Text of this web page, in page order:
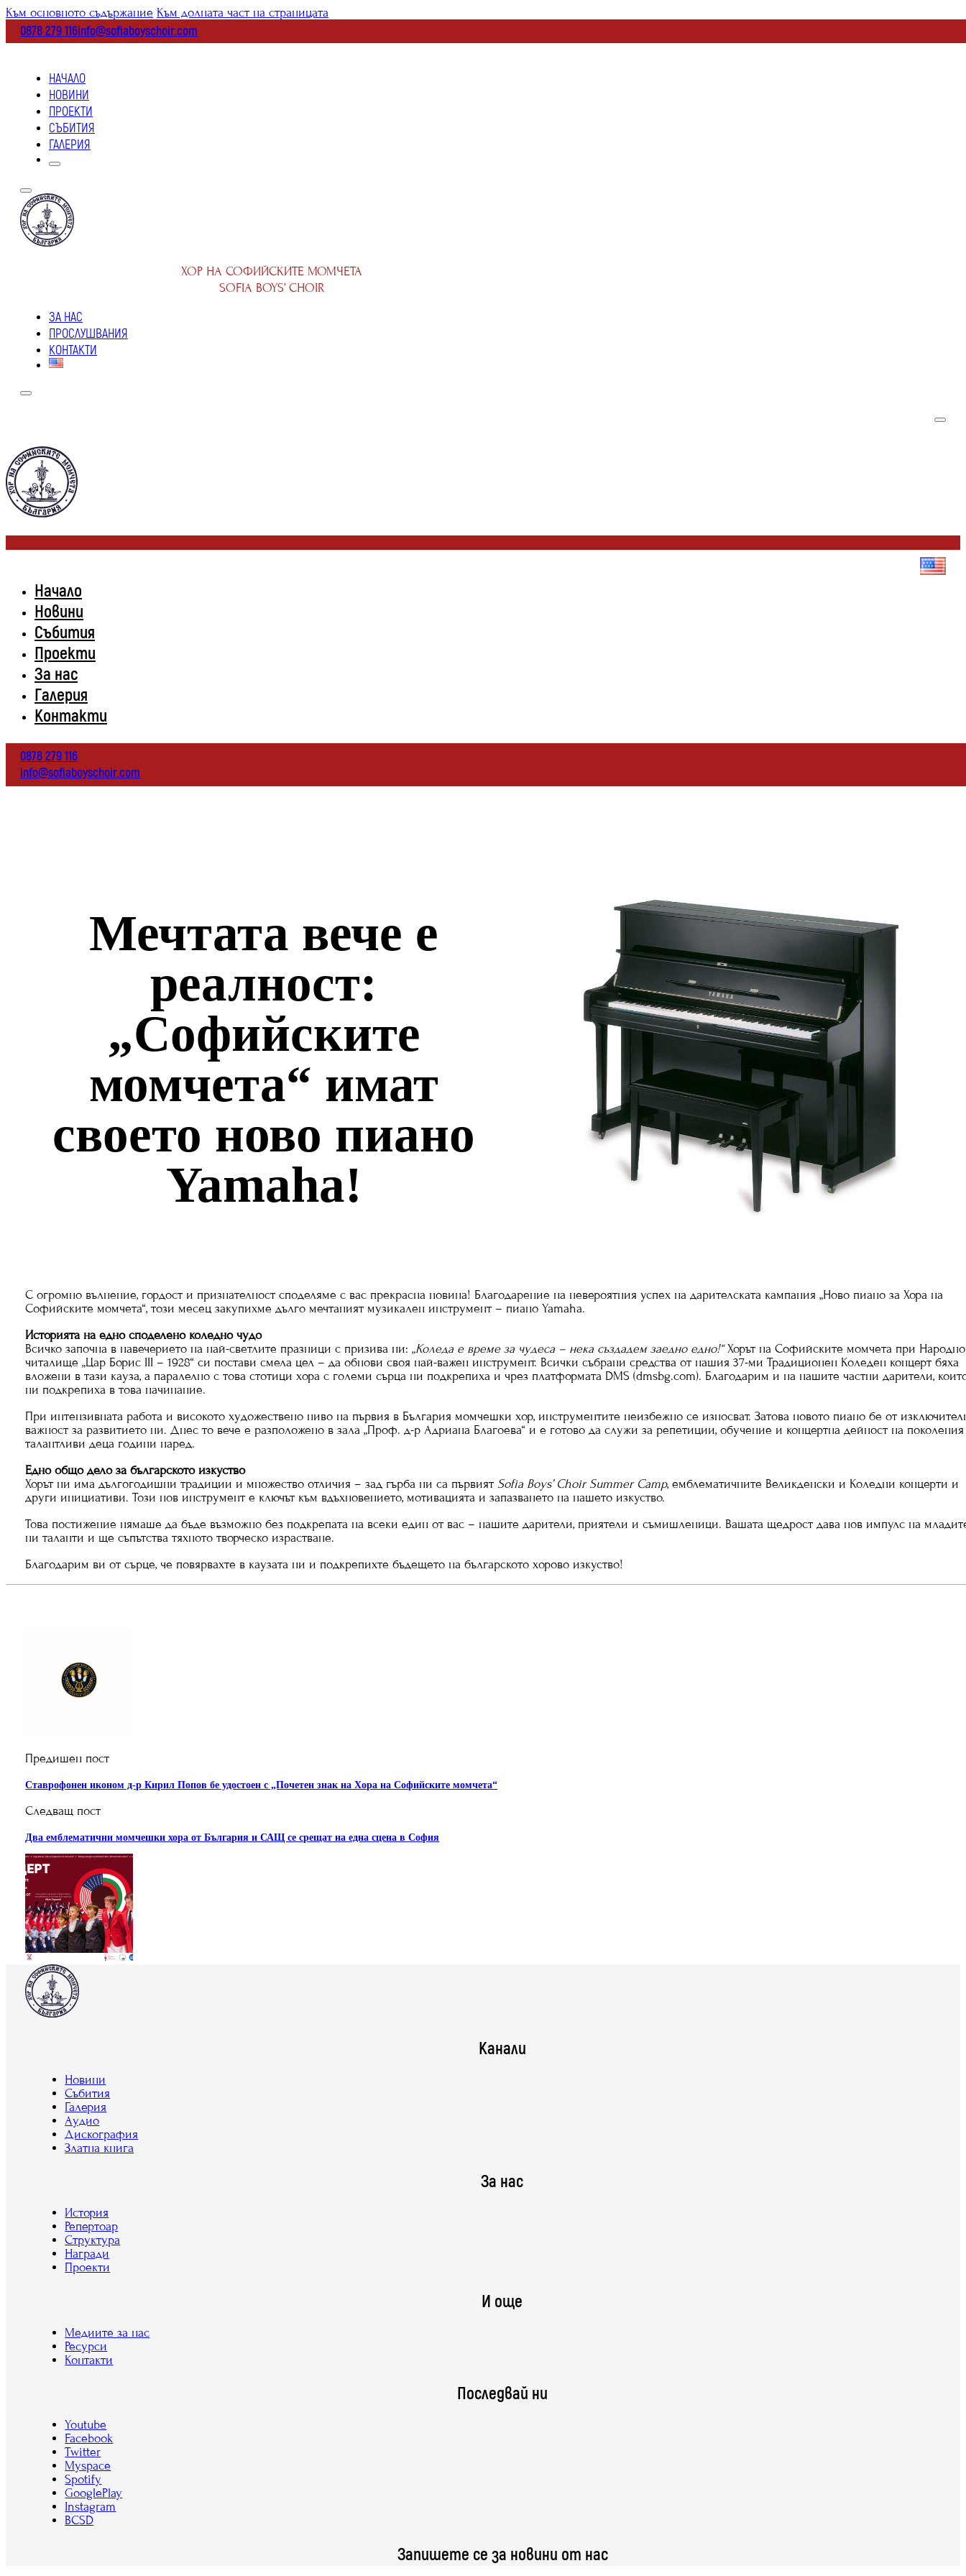
Към основното съдържание Към долната част на страницата
0878 279 116info@sofiaboyschoir.com
НАЧАЛО
НОВИНИ
ПРОЕКТИ
СЪБИТИЯ
ГАЛЕРИЯ
ХОР НА СОФИЙСКИТЕ МОМЧЕТА
SOFIA BOYS’ CHOIR
ЗА НАС
ПРОСЛУШВАНИЯ
КОНТАКТИ
Начало
Новини
Събития
Проекти
За нас
Галерия
Контакти
0878 279 116
info@sofiaboyschoir.com
Мечтата вече е
реалност:
„Софийските
момчета“ имат
своето ново пиано
Yamaha!
С огромно вълнение, гордост и признателност споделяме с вас прекрасна новина! Благодарение на невероятния успех на дарителската кампания „Ново пиано за Хора на
Софийските момчета“, този месец закупихме дълго мечтаният музикален инструмент – пиано Yamaha.
Историята на едно споделено коледно чудо
Всичко започна в навечерието на най-светлите празници с призива ни:„Коледа е време за чудеса – нека създадем заедно едно!“Хорът на Софийските момчета при Народно
читалище „Цар Борис III – 1928“ си постави смела цел – да обнови своя най-важен инструмент. Всички събрани средства от нашия 37-ми Традиционен Коледен концерт бяха
вложени в тази кауза, а паралелно с това стотици хора с големи сърца ни подкрепиха и чрез платформата DMS (dmsbg.com). Благодарим и на нашите частни дарители,
ни подкрепиха в това начинание.
При интензивната работа и високото художествено ниво на първия в България момчешки хор, инструментите неизбежно се износват. Затова новото пиано бе от
важност за развитието ни. Днес то вече е разположено в зала „Проф. д-р Адриана Благоева“ и е готово да служи за репетиции, обучение и концертна дейност на поколения
талантливи деца години наред.
Едно общо дело за българското изкуство
Хорът ни има дългогодишни традиции и множество отличия – зад гърба ни са първият Sofia Boys’ Choir Summer Camp, емблематичните Великденски и Коледни концерти и
други инициативи. Този нов инструмент е ключът към вдъхновението, мотивацията и запазването на нашето изкуство.
Това постижение нямаше да бъде възможно без подкрепата на всеки един от вас – нашите дарители, приятели и съмишленици. Вашата щедрост дава нов импулс на
ни таланти и ще съпътства тяхното творческо израстване.
Благодарим ви от сърце, че повярвахте в каузата ни и подкрепихте бъдещето на българското хорово изкуство!
Предишен пост
Ставрофонен иконом д-р Кирил Попов бе удостоен с „Почетен знак на Хора на Софийските момчета“
Следващ пост
Два емблематични момчешки хора от България и САЩ се срещат на една сцена в София
Канали
Новини
Събития
Галерия
Аудио
Дискография
Златна книга
За нас
История
Репертоар
Структура
Награди
Проекти
И още
Медиите за нас
Ресурси
Контакти
Последвай ни
Youtube
Facebook
Twitter
Myspace
Spotify
GooglePlay
Instagram
BCSD
Запишете се за новини от нас